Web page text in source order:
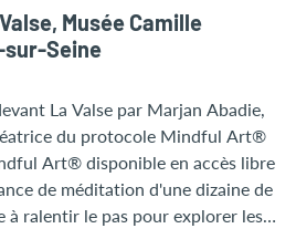
06.33.88.31.88,
par Julia Levitina. -Les jeudis,
Renseignements et
:
accueillir pour partager avec
dessin et la peinture pour
Bernard RUHF,
Musée Camille
sur-Seine
du protocole Mindful Art®
Art® disponible en accès libre
de méditation d'une dizaine de
à ralentir le pas pour explorer les